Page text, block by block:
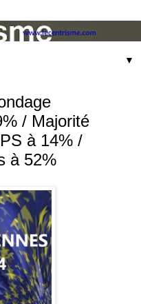
▼
/ Majorité
à 14% /
à 52%